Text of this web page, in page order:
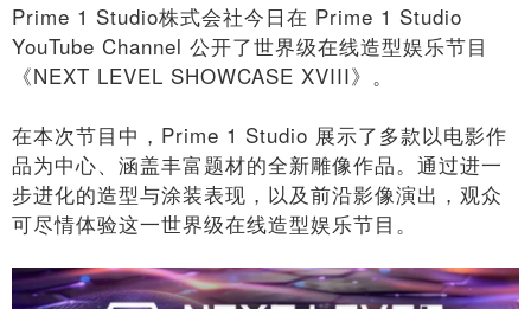
Prime 1 Studio株式会社今日在 Prime 1 Studio
YouTube Channel 公开了世界级在线造型娱乐节目
《NEXT LEVEL SHOWCASE XVIII》。
在本次节目中，Prime 1 Studio 展示了多款以电影作
品为中心、涵盖丰富题材的全新雕像作品。通过进一
步进化的造型与涂装表现，以及前沿影像演出，观众
可尽情体验这一世界级在线造型娱乐节目。